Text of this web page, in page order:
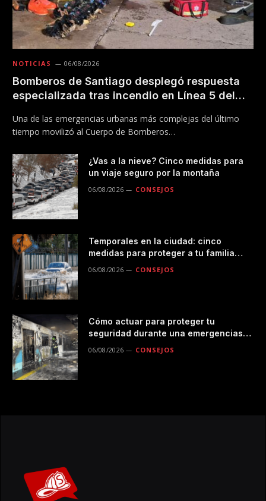
NOTICIAS 06/08/2026
Bomberos de Santiago desplegó respuesta
especializada tras incendio en Línea 5 del
Una de las emergencias urbanas más complejas del último
tiempo movilizó al Cuerpo de Bomberos…
¿Vas a la nieve? Cinco medidas para
un viaje seguro por la montaña
06/08/2026 CONSEJOS
Temporales en la ciudad: cinco
medidas para proteger a tu familia
06/08/2026 CONSEJOS
Cómo actuar para proteger tu
seguridad durante una emergencias
06/08/2026 CONSEJOS